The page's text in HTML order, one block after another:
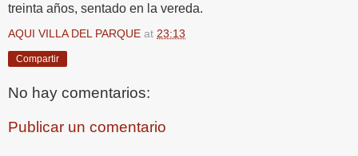
treinta años, sentado en la vereda.
AQUI VILLA DEL PARQUE at 23:13
Compartir
No hay comentarios:
Publicar un comentario